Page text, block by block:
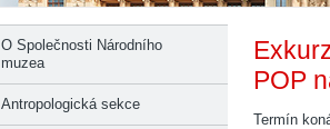
POP
Termín
O Společnosti Národního
muzea
Antropologická sekce